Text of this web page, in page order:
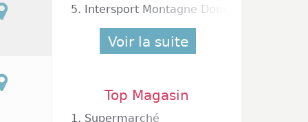
un
le
5. Intersport Montagne Doucy
Voir la suite
Top Magasin
1. Supermarché